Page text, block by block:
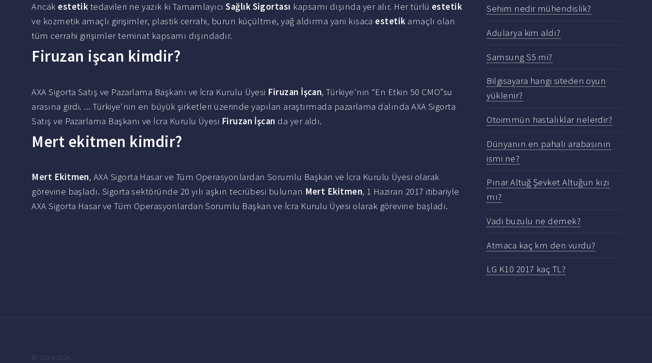
Ancak estetik tedavileri ne yazık ki TamamlayıcıSağlık Sigortası kapsamı dışında yer alır. Her türlü estetik
ve kozmetik amaçlı girişimler, plastik cerrahi, burun küçültme, yağ aldırma yani kısaca estetik amaçlı olan
tüm cerrahi girişimler teminat kapsamı dışındadır.
Firuzan işcan kimdir?
AXA Sigorta Satış ve Pazarlama Başkanı ve İcra Kurulu Üyesi Firuzan İşcan, Türkiye'nin “En Etkin 50 CMO”su
arasına girdi. ... Türkiye'nin en büyük şirketleri üzerinde yapılan araştırmada pazarlama dalında AXA Sigorta
Satış ve Pazarlama Başkanı ve İcra Kurulu Üyesi Firuzan İşcan da yer aldı.
Mert ekitmen kimdir?
Mert Ekitmen, AXA Sigorta Hasar ve Tüm Operasyonlardan Sorumlu Başkan ve İcra Kurulu Üyesi olarak
görevine başladı. Sigorta sektöründe 20 yılı aşkın tecrübesi bulunan Mert Ekitmen, 1 Haziran 2017 itibariyle
AXA Sigorta Hasar ve Tüm Operasyonlardan Sorumlu Başkan ve İcra Kurulu Üyesi olarak görevine başladı.
Sehim nedir mühendislik?
Adularya kim aldı?
Samsung S5 mi?
Bilgisayara hangi siteden oyun
yüklenir?
Otoimmün hastalıklar nelerdir?
Dünyanın en pahalı arabasının
ismi ne?
Pınar Altuğ Şevket Altuğun kızı
mı?
Vadi buzulu ne demek?
Atmaca kaç km den vurdu?
LG K10 2017 kaç TL?
© 2019-2026.